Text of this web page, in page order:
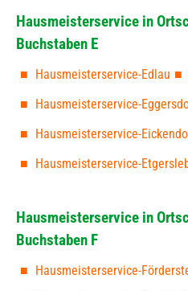
Hausmeisterservice in
Buchstaben E
Hausmeisterservice-Edlau
Hausmeisterservice-
Hausmeisterservice-
Hausmeisterservice-
Hausmeisterservice in
Buchstaben F
Hausmeisterservice-